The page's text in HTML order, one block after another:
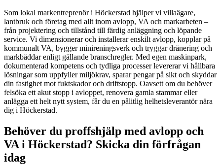
Som lokal markentreprenör i Höckerstad hjälper vi villaägare,
lantbruk och företag med allt inom avlopp, VA och markarbeten –
från projektering och tillstånd till färdig anläggning och löpande
service. Vi dimensionerar och installerar enskilt avlopp, kopplar på
kommunalt VA, bygger minireningsverk och tryggar dränering och
markbäddar enligt gällande branschregler. Med egen maskinpark,
dokumenterad kompetens och tydliga processer levererar vi hållbara
lösningar som uppfyller miljökrav, sparar pengar på sikt och skyddar
din fastighet mot fuktskador och driftstopp. Oavsett om du behöver
felsöka ett akut stopp i avloppet, renovera gamla stammar eller
anlägga ett helt nytt system, får du en pålitlig helhetsleverantör nära
dig i Höckerstad.
Behöver du proffshjälp med avlopp och
VA i Höckerstad? Skicka din förfrågan
idag